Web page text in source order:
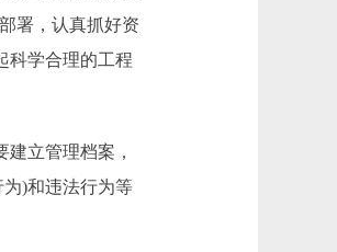
署，认真抓好资
科学合理的工程
立管理档案，
)和违法行为等